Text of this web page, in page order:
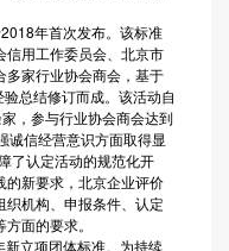
年首次发布。该标准
信用工作委员会、北京市
多家行业协会商会，基于
总结修订而成。该活动自
，参与行业协会商会达到
诚信经营意识方面取得显
了认定活动的规范化开
的新要求，北京企业评价
机构、申报条件、认定
面的要求。
新立项团体标准。为持续